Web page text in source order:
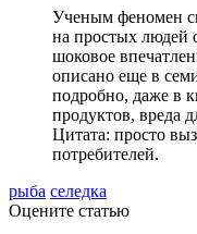
Ученым феномен
на простых людей
шоковое
описано еще в
подробно, даже в
продуктов, вреда
Цитата: просто
потребителей.
рыба селедка
Оцените статью